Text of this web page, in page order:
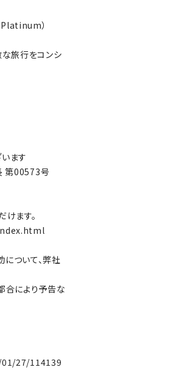
）
な旅行をコンシ
ます
第00573号
ます。
ついて、弊社
合により予告な
27/114139